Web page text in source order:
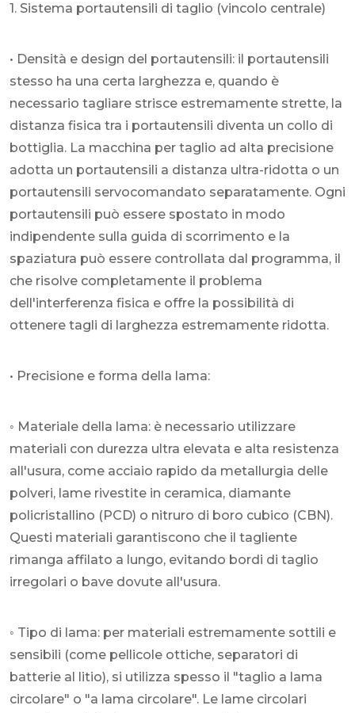
1. Sistema portautensili di taglio (vincolo centrale)
• Densità e design del portautensili: il portautensili
stesso ha una certa larghezza e, quando è
necessario tagliare strisce estremamente strette, la
distanza fisica tra i portautensili diventa un collo di
bottiglia. La macchina per taglio ad alta precisione
adotta un portautensili a distanza ultra-ridotta o un
portautensili servocomandato separatamente. Ogni
portautensili può essere spostato in modo
indipendente sulla guida di scorrimento e la
spaziatura può essere controllata dal programma, il
che risolve completamente il problema
dell'interferenza fisica e offre la possibilità di
ottenere tagli di larghezza estremamente ridotta.
• Precisione e forma della lama:
◦ Materiale della lama: è necessario utilizzare
materiali con durezza ultra elevata e alta resistenza
all'usura, come acciaio rapido da metallurgia delle
polveri, lame rivestite in ceramica, diamante
policristallino (PCD) o nitruro di boro cubico (CBN).
Questi materiali garantiscono che il tagliente
rimanga affilato a lungo, evitando bordi di taglio
irregolari o bave dovute all'usura.
◦ Tipo di lama: per materiali estremamente sottili e
sensibili (come pellicole ottiche, separatori di
batterie al litio), si utilizza spesso il "taglio a lama
circolare" o "a lama circolare". Le lame circolari